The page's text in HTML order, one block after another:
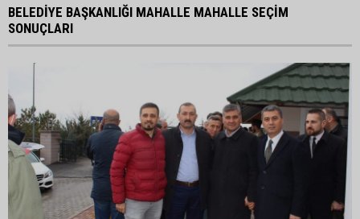
BELEDİYE BAŞKANLIĞI MAHALLE MAHALLE SEÇİM
SONUÇLARI